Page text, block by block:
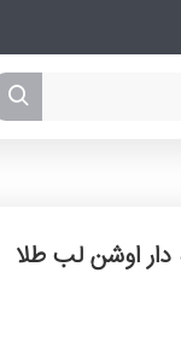
دار اوشن لب طلا